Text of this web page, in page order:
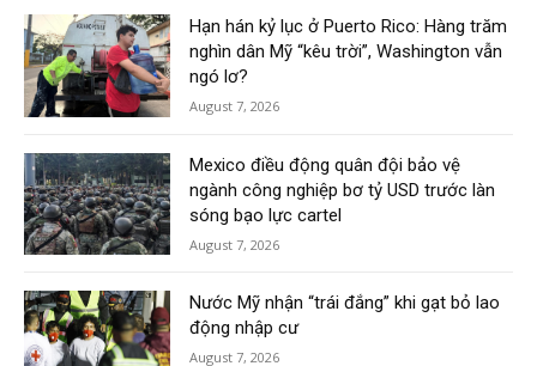
Hạn hán kỷ lục ở Puerto Rico: Hàng trăm
nghìn dân Mỹ “kêu trời”, Washington vẫn
ngó lơ?
August 7, 2026
Mexico điều động quân đội bảo vệ
ngành công nghiệp bơ tỷ USD trước làn
sóng bạo lực cartel
August 7, 2026
Nước Mỹ nhận “trái đắng” khi gạt bỏ lao
động nhập cư
August 7, 2026